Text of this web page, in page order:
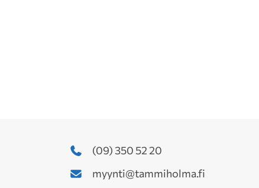
(09) 350 52 20
myynti@tammiholma.fi